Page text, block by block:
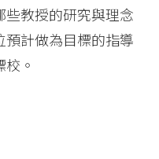
教授的研究與理念
計做為目標的指導
。